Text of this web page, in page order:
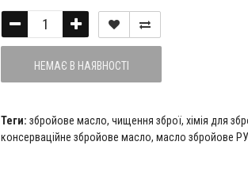
НЕМАЄ В НАЯВНОСТІ
Теги: збройове масло, чищення зброї, хімія для
консерваційне збройове масло, масло збройове